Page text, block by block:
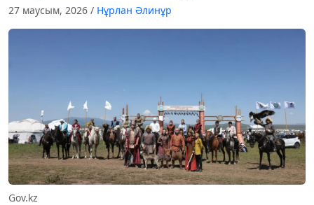
27 маусым, 2026 / Нұрлан Әлинұр
Gov.kz